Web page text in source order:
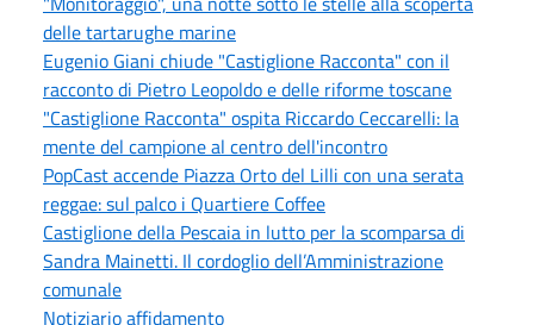
delle tartarughe marine
Eugenio Giani chiude "Castiglione Racconta" con il
racconto di Pietro Leopoldo e delle riforme toscane
"Castiglione Racconta" ospita Riccardo Ceccarelli: la
mente del campione al centro dell'incontro
PopCast accende Piazza Orto del Lilli con una serata
reggae: sul palco i Quartiere Coffee
Castiglione della Pescaia in lutto per la scomparsa di
Sandra Mainetti. Il cordoglio dell’Amministrazione
comunale
Notiziario affidamento